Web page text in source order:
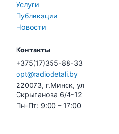
Услуги
Публикации
Новости
Контакты
+375(17)355-88-33
opt@radiodetali.by
220073, г.Минск, ул.
Скрыганова 6/4-12
Пн-Пт: 9:00 – 17:00